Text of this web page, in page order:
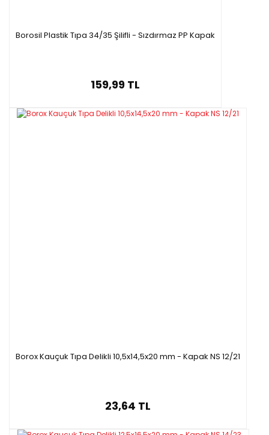
Borosil Plastik Tıpa 34/35 Şilifli - Sızdırmaz PP Kapak
159,99 TL
Borox Kauçuk Tıpa Delikli 10,5x14,5x20 mm - Kapak NS 12/21
23,64 TL